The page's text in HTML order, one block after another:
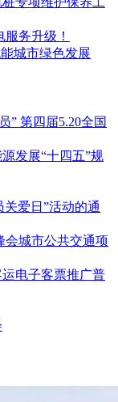
务升级！
城市绿色发展
” 第四届5.20全国
发展“十四五”规
爱日”活动的通
会城市公共交通项
电子客票推广普